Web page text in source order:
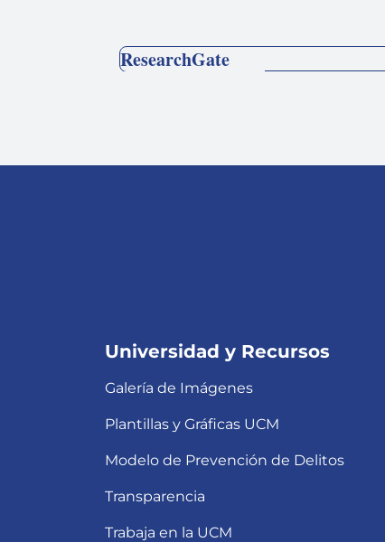
ResearchGate
Universidad y Recursos
Galería de Imágenes
Plantillas y Gráficas UCM
Modelo de Prevención de Delitos
Transparencia
Trabaja en la UCM